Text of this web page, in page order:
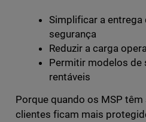
Simplificar a entrega
segurança
Reduzir a carga
Permitir modelos de
rentáveis
Porque quando os MSP
clientes ficam mais